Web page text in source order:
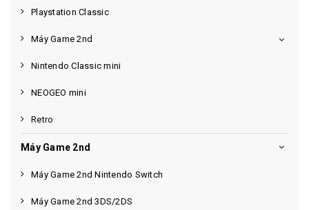
Playstation Classic
Máy Game 2nd
Nintendo Classic mini
NEOGEO mini
Retro
Máy Game 2nd
Máy Game 2nd Nintendo Switch
Máy Game 2nd 3DS/2DS